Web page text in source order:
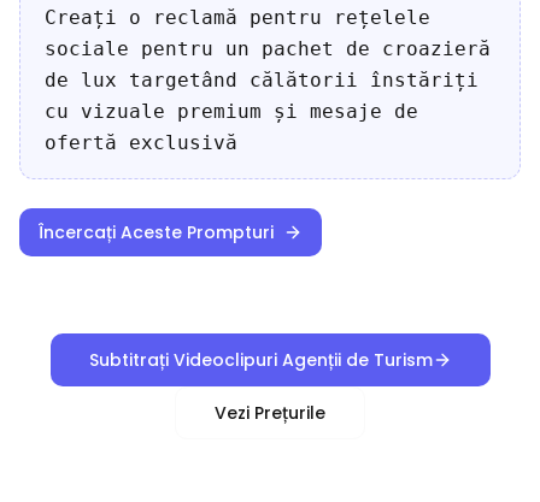
Creați o reclamă pentru rețelele
sociale pentru un pachet de croazieră
de lux targetând călătorii înstăriți
cu vizuale premium și mesaje de
ofertă exclusivă
Încercați Aceste Prompturi
Subtitrați Videoclipuri Agenții de Turism
Vezi Prețurile